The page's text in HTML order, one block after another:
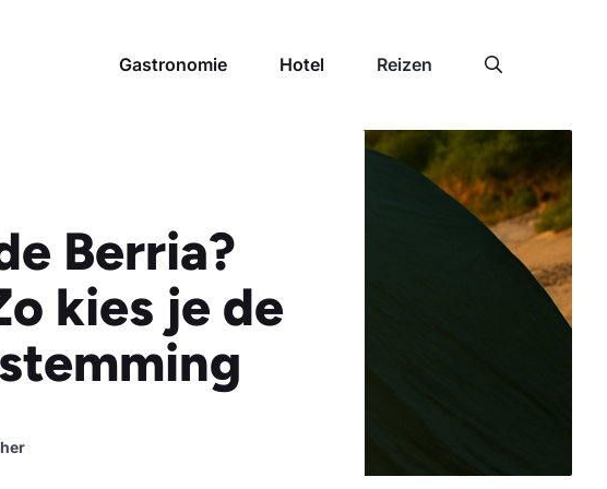
Gastronomie Hotel Reizen
Berria?
kies je de